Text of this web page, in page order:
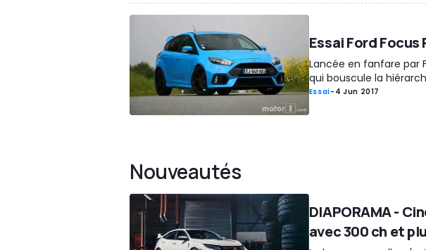
Essai Ford Focus
Lancée en fanfare par
qui bouscule la
Essai- 4 Jun 2017
Nouveautés
DIAPORAMA -
avec 300 ch et